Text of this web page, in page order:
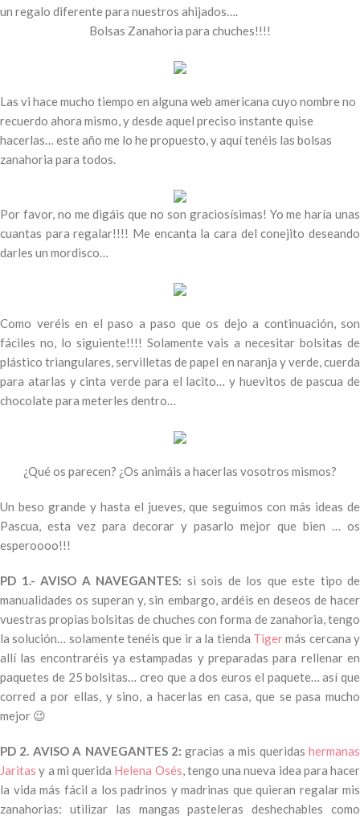
un regalo diferente para nuestros ahijados….
Bolsas Zanahoria para chuches!!!!
Las vi hace mucho tiempo en alguna web americana cuyo nombre no
recuerdo ahora mismo, y desde aquel preciso instante quise
hacerlas… este año me lo he propuesto, y aquí tenéis las bolsas
zanahoria para todos.
Por favor, no me digáis que no son graciosísimas! Yo me haría unas
cuantas para regalar!!!! Me encanta la cara del conejito deseando
darles un mordisco…
Como veréis en el paso a paso que os dejo a continuación, son
fáciles no, lo siguiente!!!! Solamente vais a necesitar bolsitas de
plástico triangulares, servilletas de papel en naranja y verde, cuerda
para atarlas y cinta verde para el lacito… y huevitos de pascua de
chocolate para meterles dentro…
¿Qué os parecen? ¿Os animáis a hacerlas vosotros mismos?
Un beso grande y hasta el jueves, que seguimos con más ideas de
Pascua, esta vez para decorar y pasarlo mejor que bien … os
esperoooo!!!
PD 1.- AVISO A NAVEGANTES: si sois de los que este tipo de
manualidades os superan y, sin embargo, ardéis en deseos de hacer
vuestras propias bolsitas de chuches con forma de zanahoria, tengo
la solución… solamente tenéis que ir a la tienda Tigermás cercana y
allí las encontraréis ya estampadas y preparadas para rellenar en
paquetes de 25 bolsitas… creo que a dos euros el paquete… así que
corred a por ellas, y sino, a hacerlas en casa, que se pasa mucho
mejor 😉
PD 2. AVISO A NAVEGANTES 2:gracias a mis queridashermanas
Jaritas y a mi querida Helena Osés, tengo una nueva idea para hacer
la vida más fácil a los padrinos y madrinas que quieran regalar mis
zanahorias: utilizar las mangas pasteleras deshechables como